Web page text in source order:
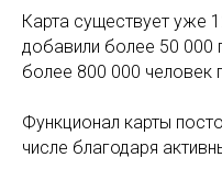
Карта существует уже
добавили более 50 000
более 800 000 человек
Функционал карты
числе благодаря